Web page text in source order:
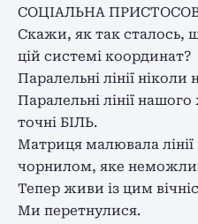
СОЦІАЛЬНА
Скажи, як так сталось,
цій системі координат?
Паралельні лінії
Паралельні лінії
точні БІЛЬ.
Матриця малювала
чорнилом, яке
Тепер живи із цим
Ми перетнулися.